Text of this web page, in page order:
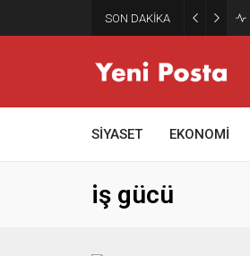
SON DAKİKA
SİYASET EKONOMİ
iş gücü